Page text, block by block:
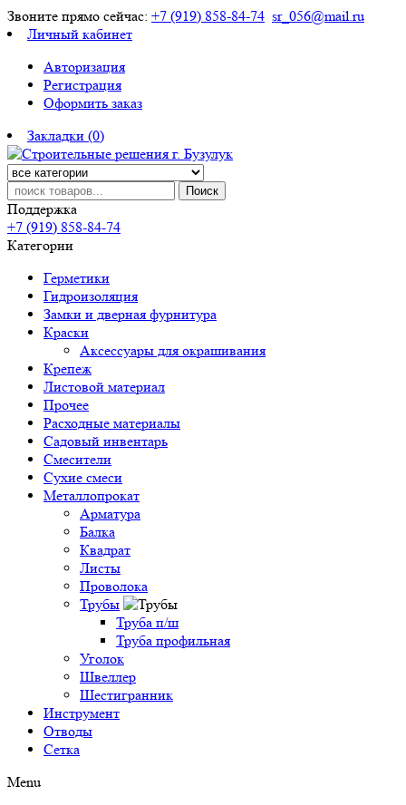
Звоните прямо сейчас: +7 (919) 858-84-74 sr_056@mail.ru
Личный кабинет
Авторизация
Регистрация
Оформить заказ
Закладки (0)
Поиск
Поддержка
+7 (919) 858-84-74
Категории
Герметики
Гидроизоляция
Замки и дверная фурнитура
Краски
Аксессуары для окрашивания
Крепеж
Листовой материал
Прочее
Расходные материалы
Садовый инвентарь
Смесители
Сухие смеси
Металлопрокат
Арматура
Балка
Квадрат
Листы
Проволока
Трубы
Труба п/ш
Труба профильная
Уголок
Швеллер
Шестигранник
Инструмент
Отводы
Сетка
Menu